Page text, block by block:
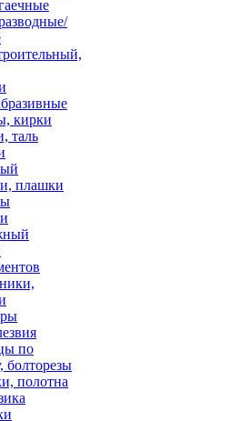
кирки
таль
плашки
по
болторезы
полотна